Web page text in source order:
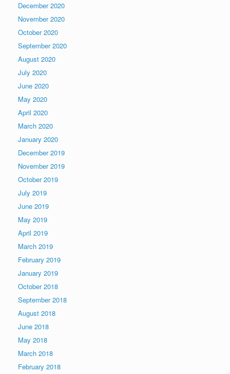
December 2020
November 2020
October 2020
September 2020
August 2020
July 2020
June 2020
May 2020
April 2020
March 2020
January 2020
December 2019
November 2019
October 2019
July 2019
June 2019
May 2019
April 2019
March 2019
February 2019
January 2019
October 2018
September 2018
August 2018
June 2018
May 2018
March 2018
February 2018